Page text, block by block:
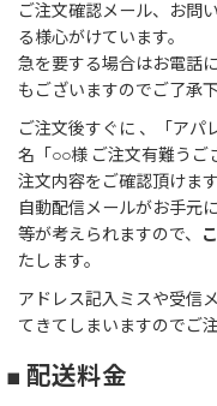
ご注文確認メール、お問
る様心がけています。
急を要する場合はお電話
もございますのでご了承下
ご注文後すぐに 、「アパ
名「○○様 ご注文有難うご
注文内容をご確認頂けます
自動配信メールがお手元
等が考えられますので、
たします。
アドレス記入ミスや受信
てきてしまいますのでご
■ 配送料金